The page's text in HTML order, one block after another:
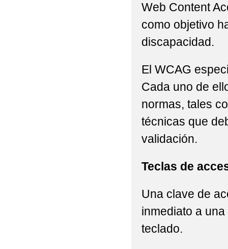
Web Content
como objetivo
discapacidad.
El WCAG
Cada uno de
normas, tales
técnicas que
validación.
Teclas de
Una clave de
inmediato a
teclado.